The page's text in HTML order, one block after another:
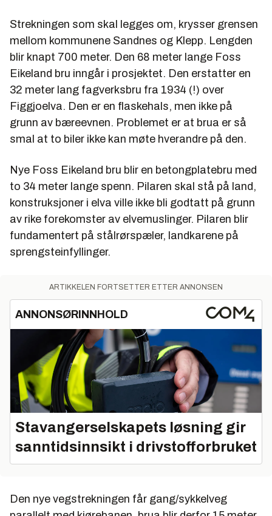
Strekningen som skal legges om, krysser grensen
mellom kommunene Sandnes og Klepp. Lengden
blir knapt 700 meter. Den 68 meter lange Foss
Eikeland bru inngår i prosjektet. Den erstatter en
32 meter lang fagverksbru fra 1934 (!) over
Figgjoelva. Den er en flaskehals, men ikke på
grunn av bæreevnen. Problemet er at brua er så
smal at to biler ikke kan møte hverandre på den.
Nye Foss Eikeland bru blir en betongplatebru med
to 34 meter lange spenn. Pilaren skal stå på land,
konstruksjoner i elva ville ikke bli godtatt på grunn
av rike forekomster av elvemuslinger. Pilaren blir
fundamentert på stålrørspæler, landkarene på
sprengsteinfyllinger.
ARTIKKELEN FORTSETTER ETTER ANNONSEN
ANNONSØRINNHOLD
Stavangerselskapets løsning gir
sanntidsinnsikt i drivstofforbruket
Den nye vegstrekningen får gang/sykkelveg